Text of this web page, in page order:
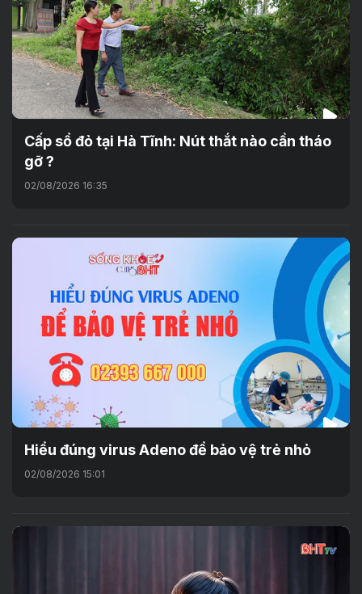
Cấp sổ đỏ tại Hà Tĩnh: Nút thắt nào cần tháo
gỡ ?
02/08/2026 16:35
Hiểu đúng virus Adeno để bảo vệ trẻ nhỏ
02/08/2026 15:01